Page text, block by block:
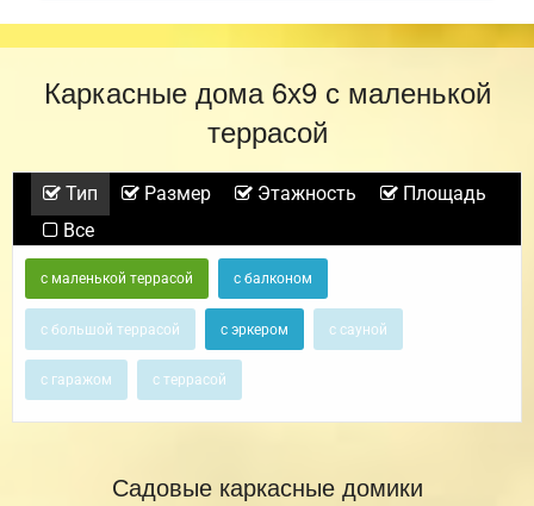
Каркасные дома 6х9 с маленькой
террасой
Тип Размер Этажность
Площадь
Все
с маленькой террасой с балконом
с большой террасой с эркером с сауной
с гаражом с террасой
Садовые каркасные домики